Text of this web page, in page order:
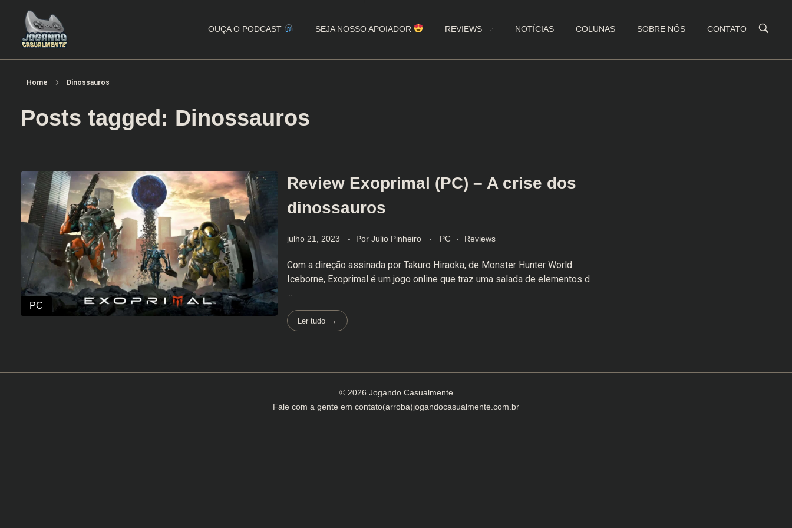
OUÇA O PODCAST SEJA NOSSO APOIADOR REVIEWS NOTÍCIAS COLUNAS SOBRE NÓS CONTATO
Home Dinossauros
Posts tagged: Dinossauros
Review Exoprimal (PC) – A crise dos
dinossauros
julho 21, 2023 Por Julio Pinheiro PC Reviews
Com a direção assinada por Takuro Hiraoka, de Monster Hunter World:
Iceborne, Exoprimal é um jogo online que traz uma salada de elementos d
...
Ler tudo
© 2026 Jogando Casualmente
Fale com a gente em contato(arroba)jogandocasualmente.com.br